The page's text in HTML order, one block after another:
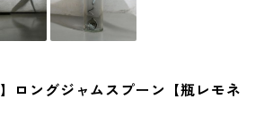
ロングジャムスプーン【瓶レモネ